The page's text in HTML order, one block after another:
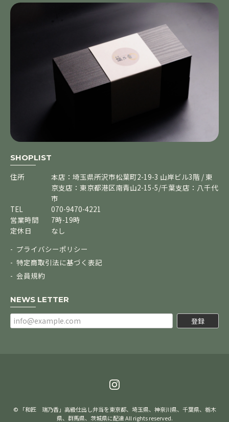
SHOPLIST
住所
本店：埼玉県所沢市松葉町2-19-3 山岸ビル3階 / 東
京支店：東京都港区南青山2-15-5/千葉支店：八千代
市
TEL
070-9470-4221
営業時間
7時-19時
定休日
なし
プライバシーポリシー
特定商取引法に基づく表記
会員規約
NEWS LETTER
登録
© 「和匠 瑞乃香」高級仕出し弁当を東京都、埼玉県、神奈川県、千葉県、栃木
県、群馬県、茨城県に配達 All rights reserved.